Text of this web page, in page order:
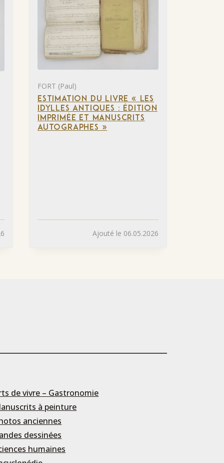
FORT (Paul)
ESTIMATION DU LIVRE « LES
IDYLLES ANTIQUES : ÉDITION
IMPRIMÉE ET MANUSCRITS
AUTOGRAPHES »
Ajouté le 06.05.2026
de vivre – Gastronomie
à peinture
anciennes
dessinées
humaines